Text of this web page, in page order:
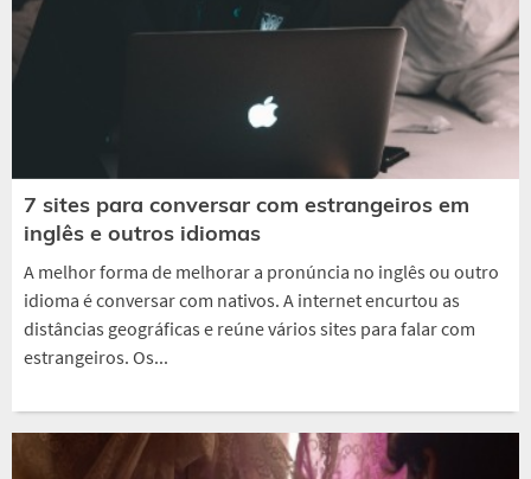
7 sites para conversar com estrangeiros em
inglês e outros idiomas
A melhor forma de melhorar a pronúncia no inglês ou outro
idioma é conversar com nativos. A internet encurtou as
distâncias geográficas e reúne vários sites para falar com
estrangeiros. Os...